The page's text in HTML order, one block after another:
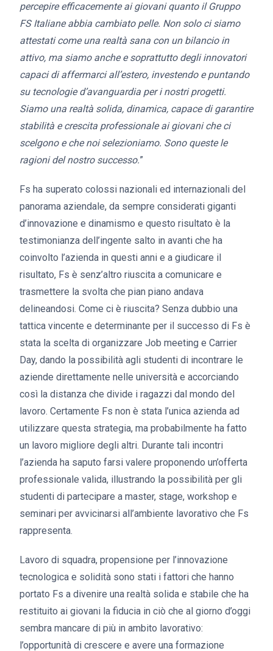
percepire efficacemente ai giovani quanto il Gruppo
FS Italiane abbia cambiato pelle. Non solo ci siamo
attestati come una realtà sana con un bilancio in
attivo, ma siamo anche e soprattutto degli innovatori
capaci di affermarci all’estero, investendo e puntando
su tecnologie d’avanguardia per i nostri progetti.
Siamo una realtà solida, dinamica, capace di garantire
stabilità e crescita professionale ai giovani che ci
scelgono e che noi selezioniamo. Sono queste le
ragioni del nostro successo.”
Fs ha superato colossi nazionali ed internazionali del
panorama aziendale, da sempre considerati giganti
d’innovazione e dinamismo e questo risultato è la
testimonianza dell’ingente salto in avanti che ha
coinvolto l’azienda in questi anni e a giudicare il
risultato, Fs è senz’altro riuscita a comunicare e
trasmettere la svolta che pian piano andava
delineandosi. Come ci è riuscita? Senza dubbio una
tattica vincente e determinante per il successo di Fs è
stata la scelta di organizzare Job meeting e Carrier
Day, dando la possibilità agli studenti di incontrare le
aziende direttamente nelle università e accorciando
così la distanza che divide i ragazzi dal mondo del
lavoro. Certamente Fs non è stata l’unica azienda ad
utilizzare questa strategia, ma probabilmente ha fatto
un lavoro migliore degli altri. Durante tali incontri
l’azienda ha saputo farsi valere proponendo un’offerta
professionale valida, illustrando la possibilità per gli
studenti di partecipare a master, stage, workshop e
seminari per avvicinarsi all’ambiente lavorativo che Fs
rappresenta.
Lavoro di squadra, propensione per l’innovazione
tecnologica e solidità sono stati i fattori che hanno
portato Fs a divenire una realtà solida e stabile che ha
restituito ai giovani la fiducia in ciò che al giorno d’oggi
sembra mancare di più in ambito lavorativo:
l’opportunità di crescere e avere una formazione